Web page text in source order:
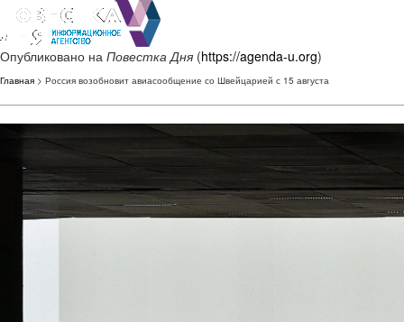
Опубликовано на Повестка Дня (https://agenda-u.org)
Главная > Россия возобновит авиасообщение со Швейцарией с 15 августа